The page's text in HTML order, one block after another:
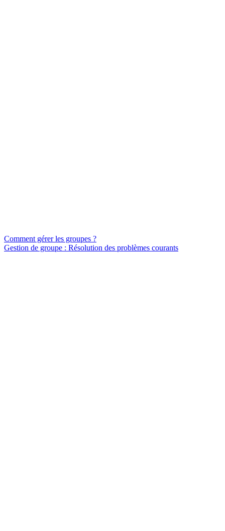
Comment gérer les groupes ?
Gestion de groupe : Résolution des problèmes courants